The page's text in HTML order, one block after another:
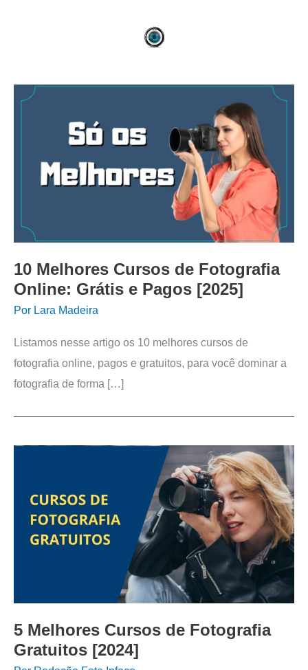
10 Melhores Cursos de Fotografia
Online: Grátis e Pagos [2025]
Por Lara Madeira
Listamos nesse artigo os 10 melhores cursos de
fotografia online, pagos e gratuitos, para você dominar a
fotografia de forma […]
5 Melhores Cursos de Fotografia
Gratuitos [2024]